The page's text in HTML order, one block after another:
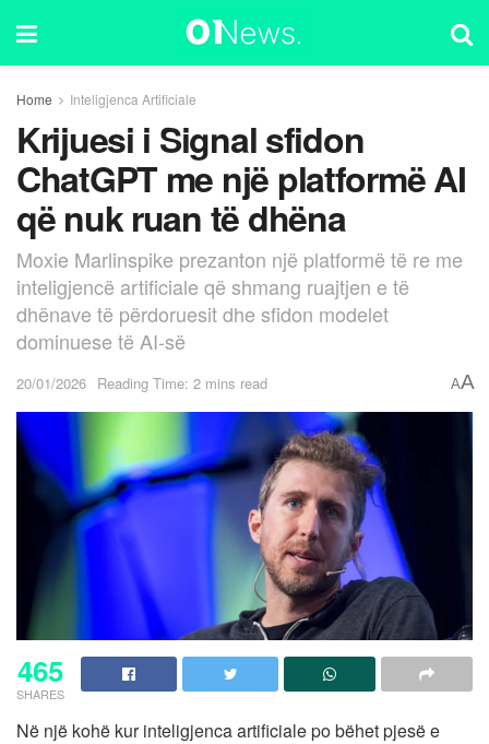
Home Inteligjenca Artificiale
Krijuesi i Signal sfidon
ChatGPT me një platformë AI
që nuk ruan të dhëna
Moxie Marlinspike prezanton një platformë të re me
inteligjencë artificiale që shmang ruajtjen e të
dhënave të përdoruesit dhe sfidon modelet
dominuese të AI-së
20/01/2026 Reading Time: 2 mins read AA
465
SHARES
Në një kohë kur inteligjenca artificiale po bëhet pjesë e